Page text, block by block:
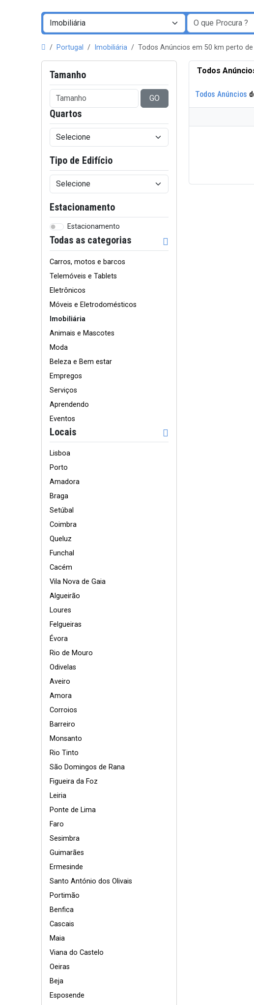
Portugal Imobiliária Todos Anúncios em 50 km perto
Tamanho
GO
Quartos
Tipo de Edifício
Estacionamento
Estacionamento
Todas as categorias
Carros, motos e barcos
Telemóveis e Tablets
Eletrônicos
Móveis e Eletrodomésticos
Imobiliária
Animais e Mascotes
Moda
Beleza e Bem estar
Empregos
Serviços
Aprendendo
Eventos
Locais
Lisboa
Porto
Amadora
Braga
Setúbal
Coimbra
Queluz
Funchal
Cacém
Vila Nova de Gaia
Algueirão
Loures
Felgueiras
Évora
Rio de Mouro
Odivelas
Aveiro
Amora
Corroios
Barreiro
Monsanto
Rio Tinto
São Domingos de Rana
Figueira da Foz
Leiria
Ponte de Lima
Faro
Sesimbra
Guimarães
Ermesinde
Santo António dos Olivais
Portimão
Benfica
Cascais
Maia
Viana do Castelo
Oeiras
Beja
Esposende
Todos
Todos Anúncios